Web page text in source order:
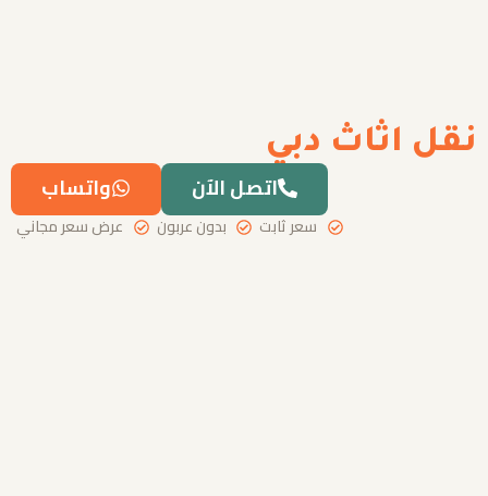
نقل اثاث دبي
واتساب اتصل الآن
عرض سعر مجاني بدون عربون سعر ثابت